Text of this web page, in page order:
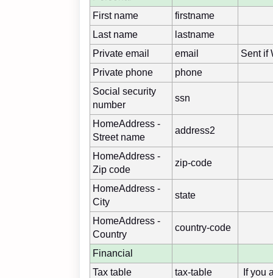
First name
firstname
Last name
lastname
Private email
email
Sent if
Private phone
phone
Social security
number
ssn
HomeAddress -
Street name
address2
HomeAddress -
Zip code
zip-code
HomeAddress -
City
state
HomeAddress -
Country
country-code
Financial
Tax table
tax-table If you